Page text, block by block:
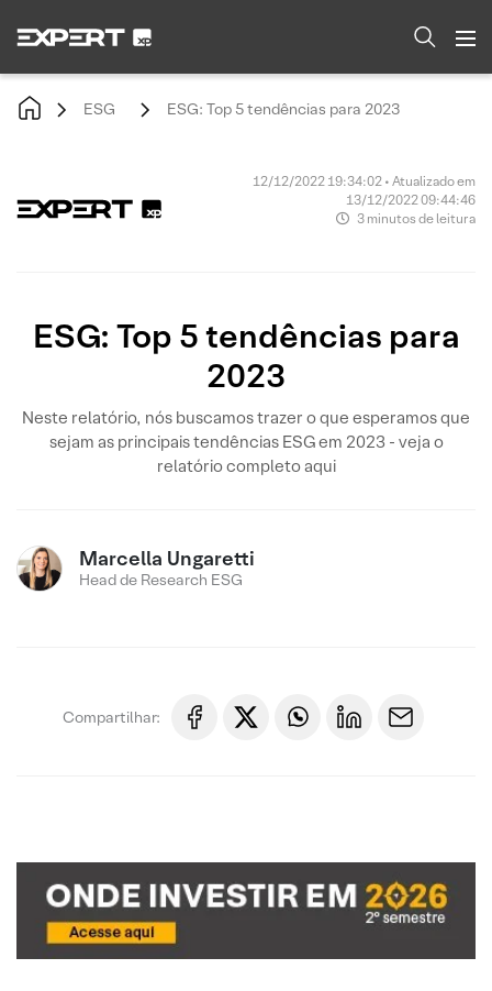
ESG ESG: Top 5 tendências para 2023
12/12/2022 19:34:02 • Atualizado em
13/12/2022 09:44:46
3 minutos de leitura
ESG: Top 5 tendências para
2023
Neste relatório, nós buscamos trazer o que esperamos que
sejam as principais tendências ESG em 2023 - veja o
relatório completo aqui
Marcella Ungaretti
Head de Research ESG
Compartilhar: